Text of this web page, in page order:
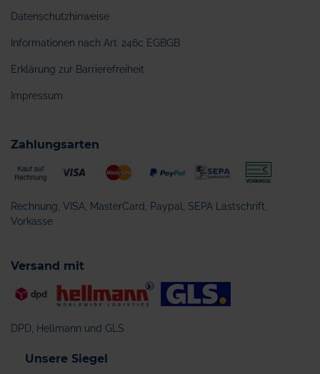
Datenschutzhinweise
Informationen nach Art. 246c EGBGB
Erklärung zur Barrierefreiheit
Impressum
Zahlungsarten
Rechnung, VISA, MasterCard, Paypal, SEPA Lastschrift,
Vorkasse
Versand mit
DPD, Hellmann und GLS
Unsere Siegel